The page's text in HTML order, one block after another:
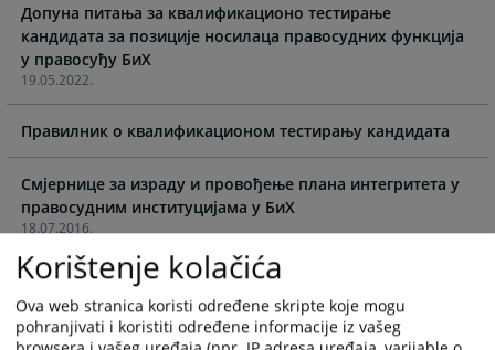
forward
to
interact
with
the
calendar
and
select
a
date.
Press
the
question
mark
forward
to
the
calendar
and
select
a
date.
Press
the
question
mark
19.05.2022.
Допуна питања за квалификационо тестирање
кандидата за позиције носилаца правосудних функција
у правосуђу БиХ
Правилник о квалификационом тестирању кандидата
18.07.2016.
Смјернице за израду и провођење плана интегритета у
правосудним институцијама у БиХ
18.07.2016.
Смјернице за спрјечавање сукоба интереса у правосуђу
БиХ
Korištenje kolačića
Ova web stranica koristi određene skripte koje mogu
pohranjivati i koristiti određene informacije iz vašeg